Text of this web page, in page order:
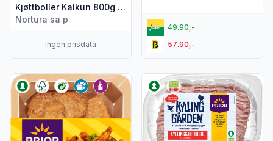
Kjøttboller Kalkun 800g Prior
Nortura sa p
Ingen prisdata
49.90,-
57.90,-
Vis flere detaljer for produktet "Crispy Sticks Kylling 230g
Vis flere detaljer for